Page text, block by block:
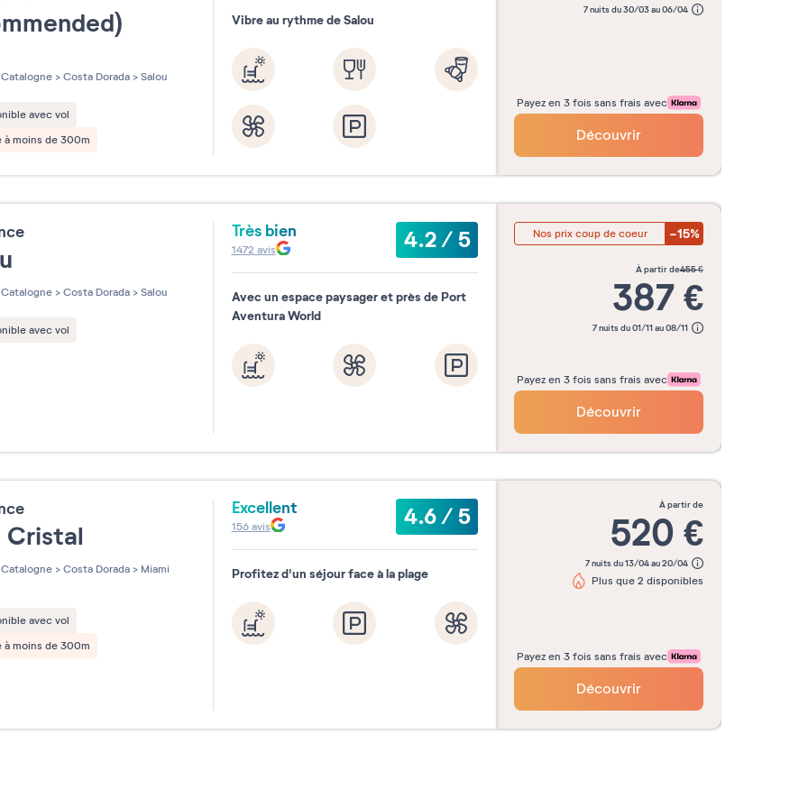
sur 5
Catalogne > Costa Dorada > Salou
avec vol
à moins de 300m
Vibre au rythme de Salou
7 nuits du 30/03 au 06/04
Payez en 3 fois sans frais avec
Découvrir
Catalogne > Costa Dorada > Salou
avec vol
Très bien 4.2/5
1472 avis
Avec un espace paysager et près de Port
Aventura World
Nos prix coup de coeur -15%
à partir de455€
387€
7 nuits du 01/11 au 08/11
Payez en 3 fois sans frais avec
Découvrir
Cristal
Catalogne > Costa Dorada > Miami
avec vol
à moins de 300m
Excellent 4.6/5
156avis
Profitez d'un séjour face à la plage
à partir de
520 €
7 nuits du 13/04 au 20/04
Plus que 2 disponibles
Payez en 3 fois sans frais avec
Découvrir